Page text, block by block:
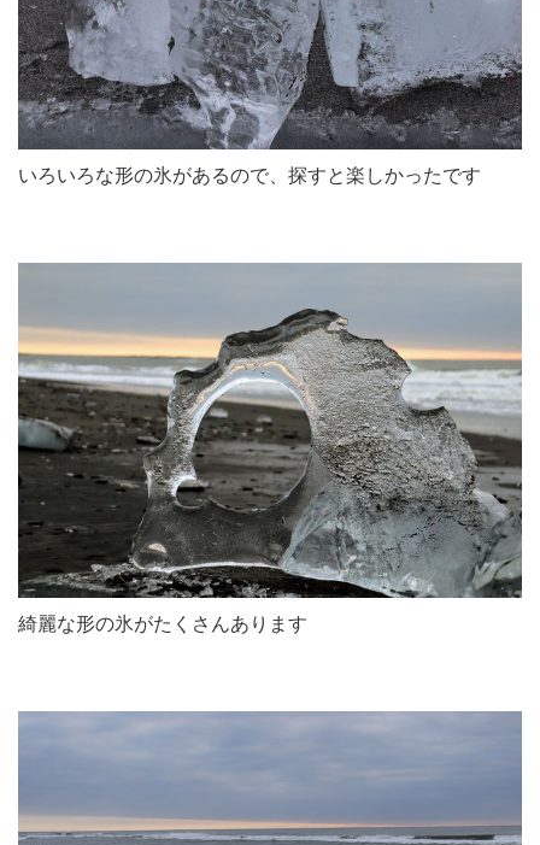
いろいろな形の氷があるので、探すと楽しかったです
綺麗な形の氷がたくさんあります